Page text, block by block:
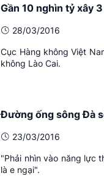
Gần 10 nghìn tỷ xây
28/03/2016
Cục Hàng không Việt
không Lào Cai.
Đường ống sông Đà
23/03/2016
"Phải nhìn vào năng lực
là e ngại".